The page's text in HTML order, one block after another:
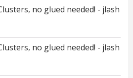
no glued needed! - jlash
no glued needed! - jlash